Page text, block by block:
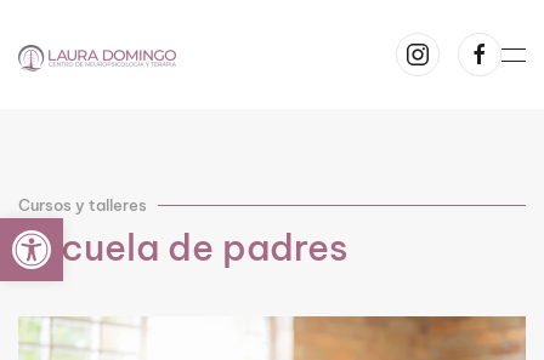
Abrir barra de herramientas
Ir al contenido principal
Cursos y talleres
Escuela de padres